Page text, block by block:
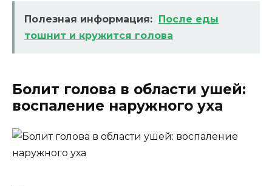
Полезная информация:
После еды
тошнит и кружится голова
Болит голова в области ушей:
воспаление наружного уха